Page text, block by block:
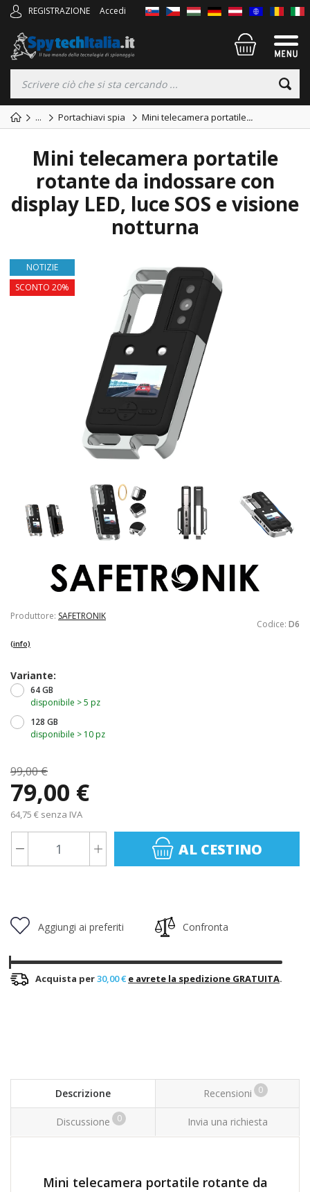
REGISTRAZIONE Accedi
... Portachiavi spia Mini telecamera portatile...
Mini telecamera portatile
rotante da indossare con
display LED, luce SOS e visione
notturna
NOTIZIE
SCONTO 20%
Produttore: SAFETRONIK
Codice: D6
(info)
Variante:
64 GB
disponibile > 5 pz
128 GB
disponibile > 10 pz
99,00 €
79,00 €
64,75 € senza IVA
AL CESTINO
Aggiungi ai preferiti Confronta
Acquista per30,00 € e avrete la spedizione GRATUITA.
Descrizione Recensioni 0
Discussione 0 Invia una richiesta
Mini telecamera portatile rotante da